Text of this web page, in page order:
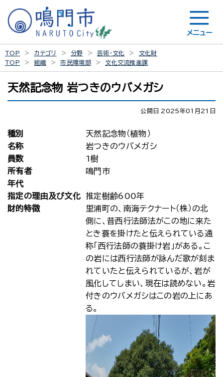
メニュー
TOP カテゴリ 分野 芸術・文化
文化財
TOP
組織 市民環境部 文化交流推進課
天然記念物 岩つきのウバメガシ
公開日 2025年01月21日
種別
天然記念物（植物）
名称
岩つきのウバメガシ
員数
1樹
所有者
鳴門市
年代
指定の理由及び文化
財的特徴
推定樹齢600年
里浦町の、南海テクナート（株）の北
側に、昔西行法師法がこの地に来た
とき蓑を掛けたと伝えられている通
称「西行法師の蓑掛け岩」がある。こ
の岩には西行法師が詠んだ歌が刻ま
れていたと伝えられているが、岩が
風化してしまい、現在は読めない。岩
付きのウバメガシはこの岩の上にあ
る。